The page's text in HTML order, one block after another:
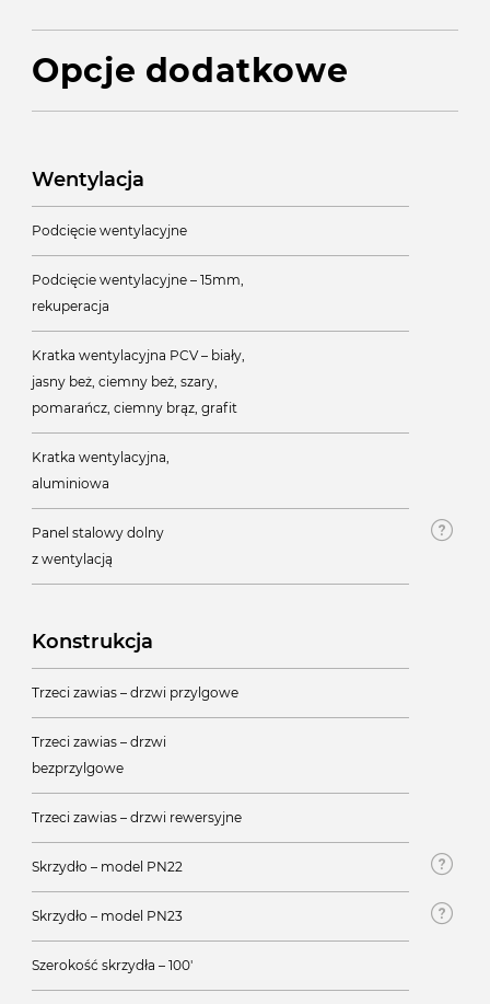
Opcje dodatkowe
Wentylacja
Podcięcie wentylacyjne
Podcięcie wentylacyjne – 15mm,
rekuperacja
Kratka wentylacyjna PCV – biały,
jasny beż, ciemny beż, szary,
pomarańcz, ciemny brąz, grafit
Kratka wentylacyjna,
aluminiowa
Panel stalowy dolny
z wentylacją
Konstrukcja
Trzeci zawias – drzwi przylgowe
Trzeci zawias – drzwi
bezprzylgowe
Trzeci zawias – drzwi rewersyjne
Skrzydło – model PN22
Skrzydło – model PN23
Szerokość skrzydła – 100'